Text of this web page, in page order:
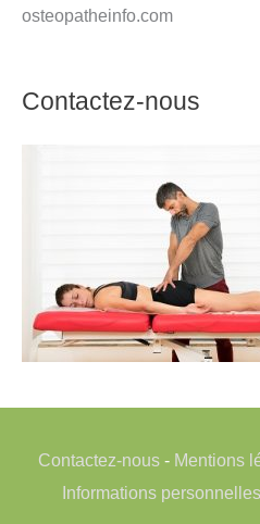
osteopatheinfo.com
Contactez-nous
Contactez-nous- Mentions
Informations personnelles